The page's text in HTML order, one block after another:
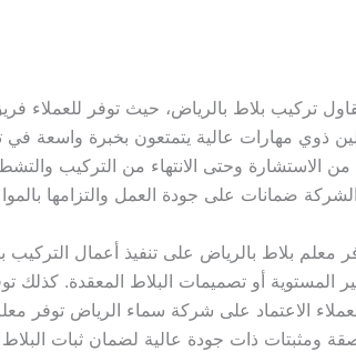
تركيب بلاط بالرياض، حيث توفر
ذوي مهارات عالية يتمتعون بخبرة واسعة في
وحتى الانتهاء من التركيب
ضمانات على جودة العمل والتزامها
بلاط بالرياض على تنفيذ أعمال التركيب
المستوية أو تصميمات البلاط المعقدة.
الاعتماد على شركة سماء الرياض توفر
ومثبتات ذات جودة عالية لضمان ثبات البلاط